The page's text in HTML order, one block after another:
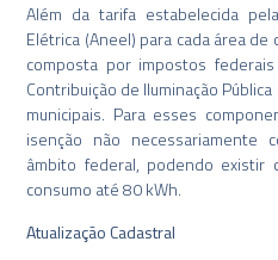
Além da tarifa estabelecida
Elétrica (Aneel) para cada área
composta por impostos
Contribuição de Iluminação
municipais. Para esses
isenção não
âmbito federal, podendo existir
consumo até 80 kWh.
Atualização Cadastral